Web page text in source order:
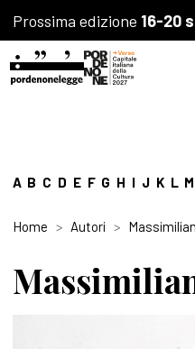
Prossima edizione 16-20
A B C D E F G H I J K L M
Home Autori